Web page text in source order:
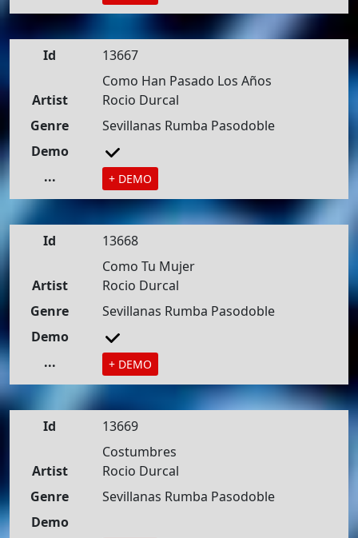
Id
13667
Como Han Pasado Los Años
Artist
Rocio Durcal
Genre
Sevillanas Rumba Pasodoble
Demo
...
+ DEMO
Id
13668
Como Tu Mujer
Artist
Rocio Durcal
Genre
Sevillanas Rumba Pasodoble
Demo
...
+ DEMO
Id
13669
Costumbres
Artist
Rocio Durcal
Genre
Sevillanas Rumba Pasodoble
Demo